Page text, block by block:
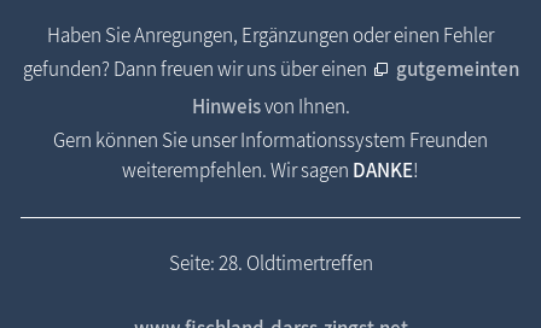
Haben Sie Anregungen, Ergänzungen oder einen Fehler
gefunden? Dann freuen wir uns über einen
gutgemeinten
Hinweisvon Ihnen.
Gern können Sie unser Informationssystem Freunden
weiterempfehlen. Wir sagen DANKE!
Seite: 28. Oldtimertreffen